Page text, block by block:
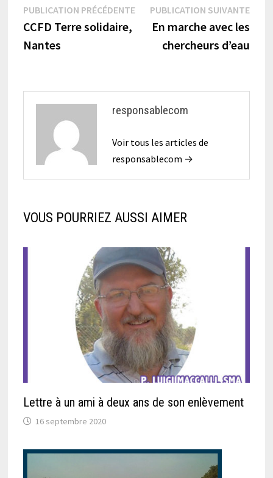
Navigation
de
PUBLICATION PRÉCÉDENTEPublication
précédente :
CCFD Terre solidaire,
Nantes
PUBLICATION SUIVANTE
En marche avec les
chercheurs d’eau
responsablecom
Voir tous les articles de
responsablecom →
VOUS POURRIEZ AUSSI AIMER
Lettre à un ami à deux ans de son enlèvement
16 septembre 2020